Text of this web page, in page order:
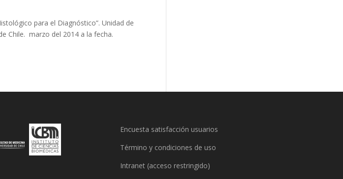
para el Diagnóstico”. Unidad de
Chile. marzo del 2014 a la fecha.
Encuesta satisfacción usuarios
Término y condiciones de uso
Intranet (acceso restringido)